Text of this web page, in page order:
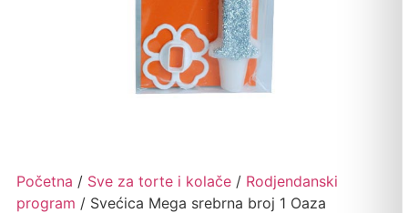
Početna / Sve za torte i kolače/ Rodjendanski
program / Svećica Mega srebrna broj 1 Oaza